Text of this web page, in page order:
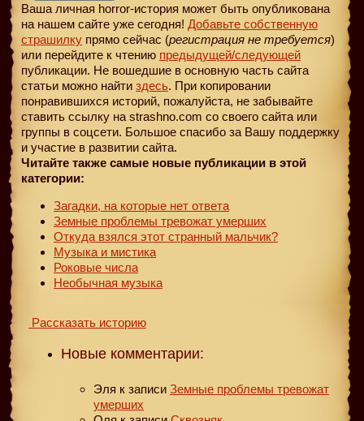
Ваша личная horror-история может быть опубликована
на нашем сайте уже сегодня! Добавьте собственную
страшилку прямо сейчас (регистрация не требуется)
или перейдите к чтению предыдущей/следующей
публикации. Не вошедшие в основную часть сайта
статьи можно найти здесь. При копировании
понравившихся историй, пожалуйста, не забывайте
ставить ссылку на strashno.com со своего сайта или
группы в соцсети. Большое спасибо за Вашу поддержку
и участие в развитии сайта.
Читайте также самые новые публикации в этой
категории:
Загадки, на которые нет ответа
Земные проблемы тревожат умерших
Откуда взялся этот странный мальчик?
Музыка и мистика
Роковые числа
Необычная музыка
Рассказать историю
Новые комментарии:
Эля к записи Земные проблемы тревожат
умерших